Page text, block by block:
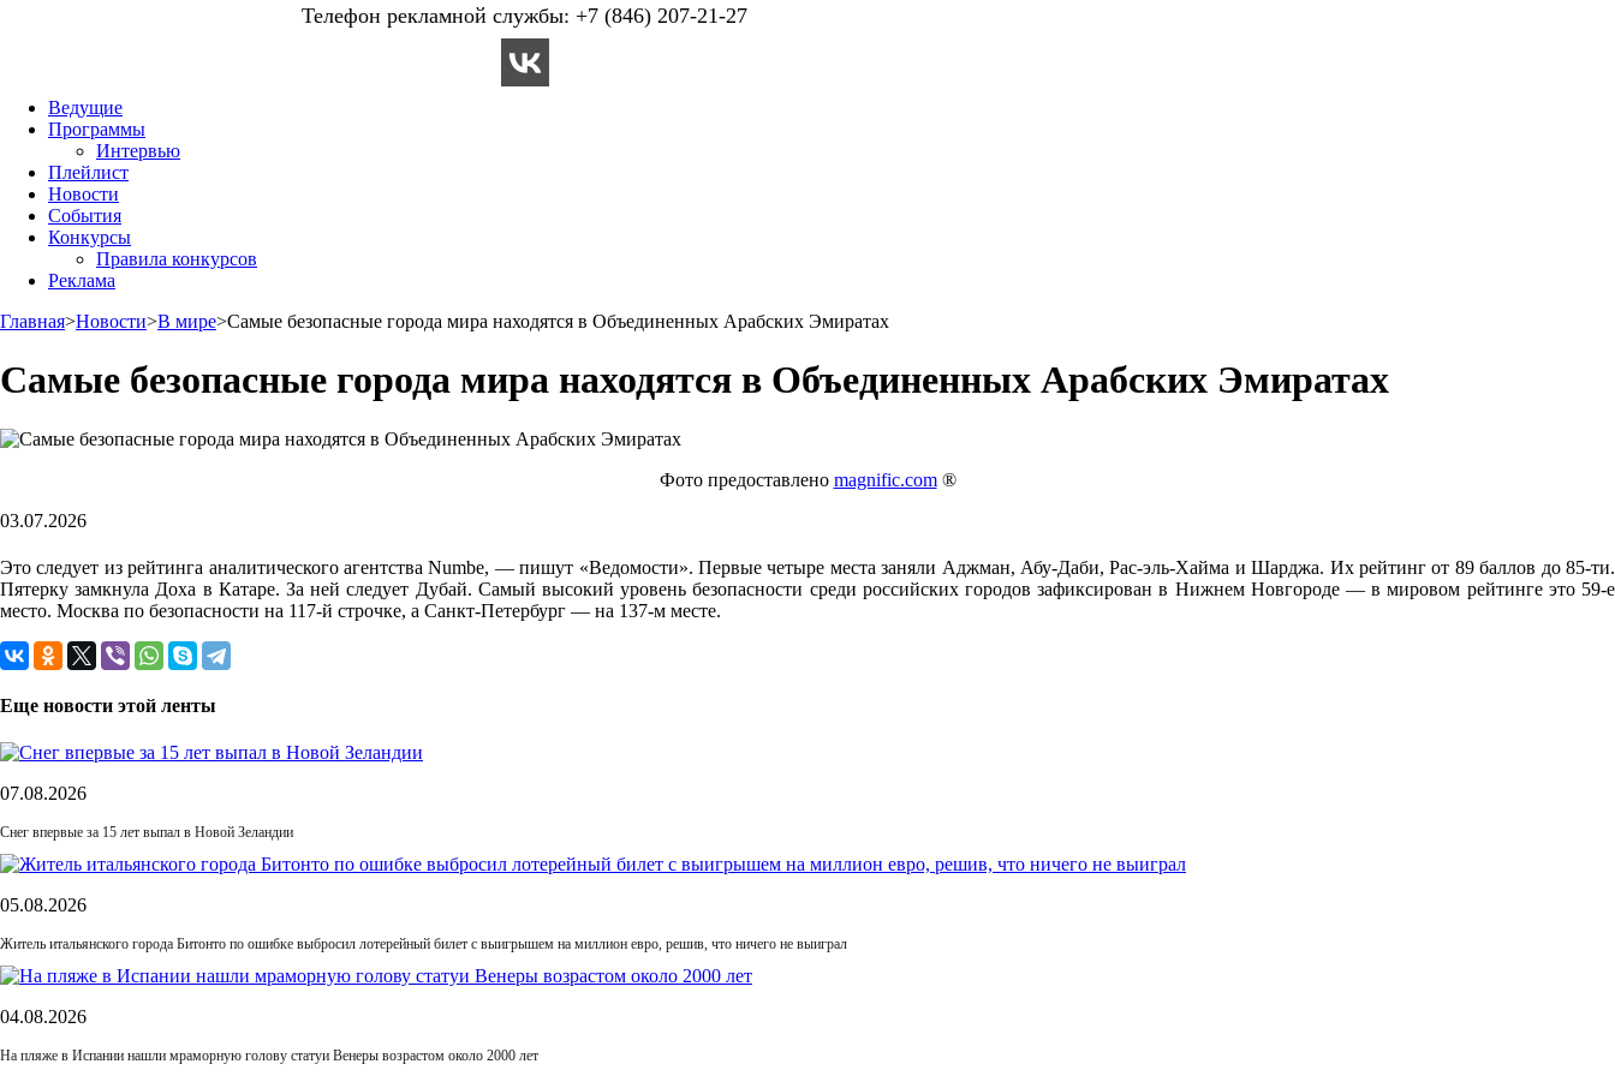
Телефон рекламной службы: +7 (846) 207-21-27
Ведущие
Программы
Интервью
Плейлист
Новости
События
Конкурсы
Правила конкурсов
Реклама
Главная>Новости>В мире>Самые безопасные города мира находятся в Объединенных Арабских Эмиратах
Самые безопасные города мира находятся в Объединенных Арабских Эмиратах
Фото предоставлено magnific.com®
03.07.2026
Это следует из рейтинга аналитического агентства Numbe, — пишут «Ведомости». Первые четыре места заняли Аджман, Абу-Даби, Рас-эль-Хайма и Шарджа. Их рейтинг от 89 баллов до 85-ти.
Пятерку замкнула Доха в Катаре. За ней следует Дубай. Самый высокий уровень безопасности среди российских городов зафиксирован в Нижнем Новгороде — в мировом рейтинге это 59-е
место. Москва по безопасности на 117-й строчке, а Санкт-Петербург — на 137-м месте.
Еще новости этой ленты
07.08.2026
Снег впервые за 15 лет выпал в Новой Зеландии
05.08.2026
Житель итальянского города Битонто по ошибке выбросил лотерейный билет с выигрышем на миллион евро, решив, что ничего не выиграл
04.08.2026
На пляже в Испании нашли мраморную голову статуи Венеры возрастом около 2000 лет